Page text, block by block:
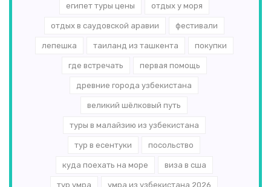
египет туры цены отдых у моря
отдых в саудовской аравии фестивали
лепешка таиланд из ташкента покупки
где встречать первая помощь
древние города узбекистана
великий шёлковый путь
туры в малайзию из узбекистана
тур в есентуки посольство
куда поехать на море виза в сша
тур умра умра из узбекистана 2026